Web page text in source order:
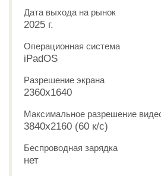
Дата выхода на рынок
2025 г.
Операционная система
iPadOS
Разрешение экрана
2360x1640
Максимальное разрешение
3840x2160 (60 к/с)
Беспроводная зарядка
нет